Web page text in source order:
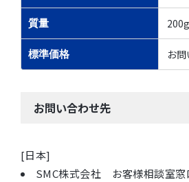
質量 200g
標準価格 お
お問い合わせ先
[日本]
SMC株式会社 お客様相談室窓